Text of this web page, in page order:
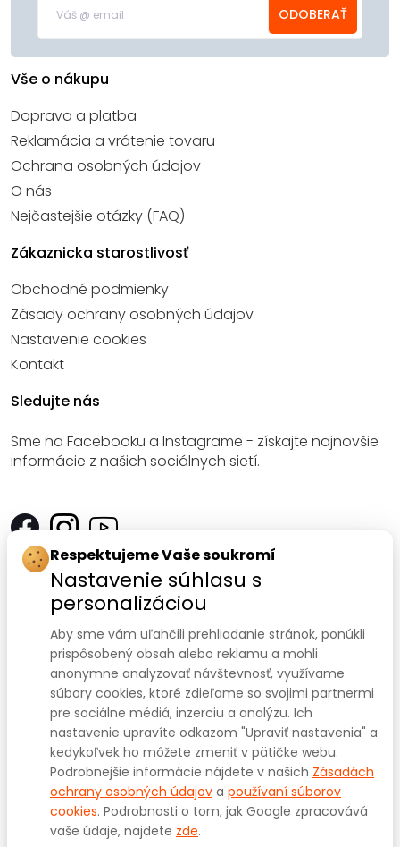
ODOBERAŤ
Vše o nákupu
Doprava a platba
Reklamácia a vrátenie tovaru
Ochrana osobných údajov
O nás
Nejčastejšie otázky (FAQ)
Zákaznicka starostlivosť
Obchodné podmienky
Zásady ochrany osobných údajov
Nastavenie cookies
Kontakt
Sledujte nás
Sme na Facebooku a Instagrame - získajte najnovšie
informácie z našich sociálnych sietí.
Kontakt
SANOMED, spol. s r.o.
Palackého třída 240/75
612 00 Brno-Královo Pole
IČ: 47910127
DIČ: CZ47910127
Prodejna:+420 541 422 911,+420 541 422 912
e-mail:eshop@sanomed.cz
Copyright © 2025 www.sanomed.cz
Respektujeme Vaše soukromí
Nastavenie súhlasu s
personalizáciou
Aby sme vám uľahčili prehliadanie stránok, ponúkli
prispôsobený obsah alebo reklamu a mohli
anonymne analyzovať návštevnosť, využívame
súbory cookies, ktoré zdieľame so svojimi partnermi
pre sociálne médiá, inzerciu a analýzu. Ich
nastavenie upravíte odkazom "Upraviť nastavenia" a
kedykoľvek ho môžete zmeniť v pätičke webu.
Podrobnejšie informácie nájdete v našich Zásadách
ochrany osobných údajov a používaní súborov
cookies. Podrobnosti o tom, jak Google zpracovává
vaše údaje, najdete zde.